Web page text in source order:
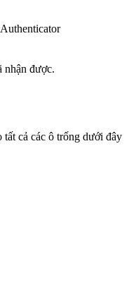
nhận được.
cả các ô trống dưới đây